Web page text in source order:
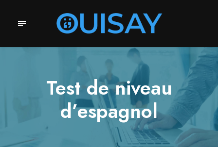
Test de niveau
d’espagnol